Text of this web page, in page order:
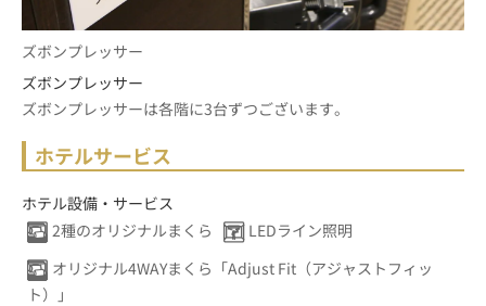
ズボンプレッサー
ズボンプレッサー
ズボンプレッサーは各階に3台ずつございます。
ホテルサービス
ホテル設備・サービス
2種のオリジナルまくら
LEDライン照明
オリジナル4WAYまくら「Adjust Fit（アジャストフィッ
ト）」